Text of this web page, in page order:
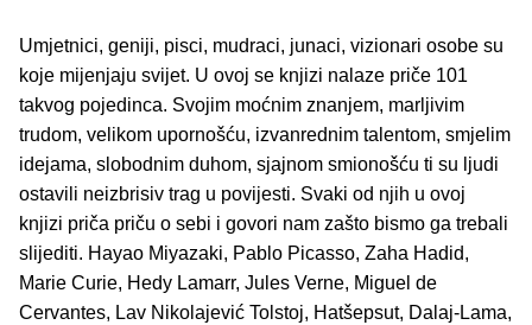
Umjetnici, geniji, pisci, mudraci, junaci, vizionari osobe su
koje mijenjaju svijet. U ovoj se knjizi nalaze priče 101
takvog pojedinca. Svojim moćnim znanjem, marljivim
trudom, velikom upornošću, izvanrednim talentom, smjelim
idejama, slobodnim duhom, sjajnom smionošću ti su ljudi
ostavili neizbrisiv trag u povijesti. Svaki od njih u ovoj
knjizi priča priču o sebi i govori nam zašto bismo ga trebali
slijediti. Hayao Miyazaki, Pablo Picasso, Zaha Hadid,
Marie Curie, Hedy Lamarr, Jules Verne, Miguel de
Cervantes, Lav Nikolajević Tolstoj, Hatšepsut, Dalaj-Lama,